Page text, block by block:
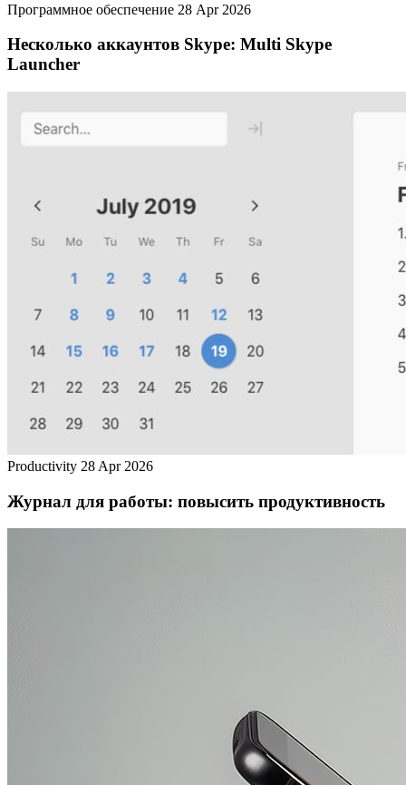
Программное обеспечение 28 Apr 2026
Несколько аккаунтов Skype: Multi Skype
Launcher
Productivity 28 Apr 2026
Журнал для работы: повысить продуктивность